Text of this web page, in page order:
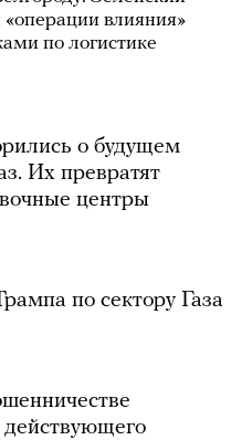
влияния»
по логистике
о будущем
Их превратят
центры
по сектору Газа